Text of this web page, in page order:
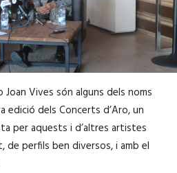
Joan Vives són alguns dels noms
edició dels Concerts d’Aro, un
per aquests i d’altres artistes
perfils ben diversos, i amb el